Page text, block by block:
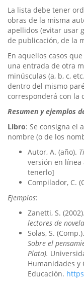
La lista debe tener
obras de la misma
apellidos (evitar usar
de publicación, de la
En aquellos casos
una entrada de otra
minúsculas (a, b, c,
dentro del mismo
corresponderá con la
Resumen y ejemplos
Libro: Se consigna el
nombre (o de los
Autor, A. (año).
versión en línea
tenerlo]
Compilador, C.
Ejemplos:
Zanetti, S. (2002).
lectores de
Solas, S.
Sobre el
Plata).
Humanidades y
Educación.